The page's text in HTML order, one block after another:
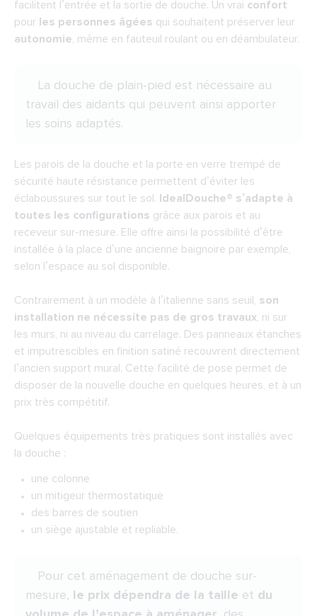
facilitent l’entrée et la sortie de douche. Un vrai confort
pour les personnes âgées qui souhaitent préserver leur
autonomie, même en fauteuil roulant ou en déambulateur.
La douche de plain-pied est nécessaire au
travail des aidants qui peuvent ainsi apporter
les soins adaptés.
Les parois de la douche et la porte en verre trempé de
sécurité haute résistance permettent d’éviter les
éclaboussures sur tout le sol. IdealDouche® s’adapte à
toutes les configurations grâce aux parois et au
receveur sur-mesure. Elle offre ainsi la possibilité d’être
installée à la place d’une ancienne baignoire par exemple,
selon l’espace au sol disponible.
Contrairement à un modèle à l’italienne sans seuil, son
installation ne nécessite pas de gros travaux, ni sur
les murs, ni au niveau du carrelage. Des panneaux étanches
et imputrescibles en finition satiné recouvrent directement
l’ancien support mural. Cette facilité de pose permet de
disposer de la nouvelle douche en quelques heures, et à un
prix très compétitif.
Quelques équipements très pratiques sont installés avec
la douche :
une colonne
un mitigeur thermostatique
des barres de soutien
un siège ajustable et repliable.
Pour cet aménagement de douche sur-
mesure, le prix dépendra de la taille et du